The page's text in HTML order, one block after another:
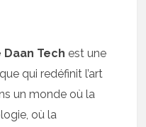
Tech est une
qui redéfinit l’art
un monde où la
où la